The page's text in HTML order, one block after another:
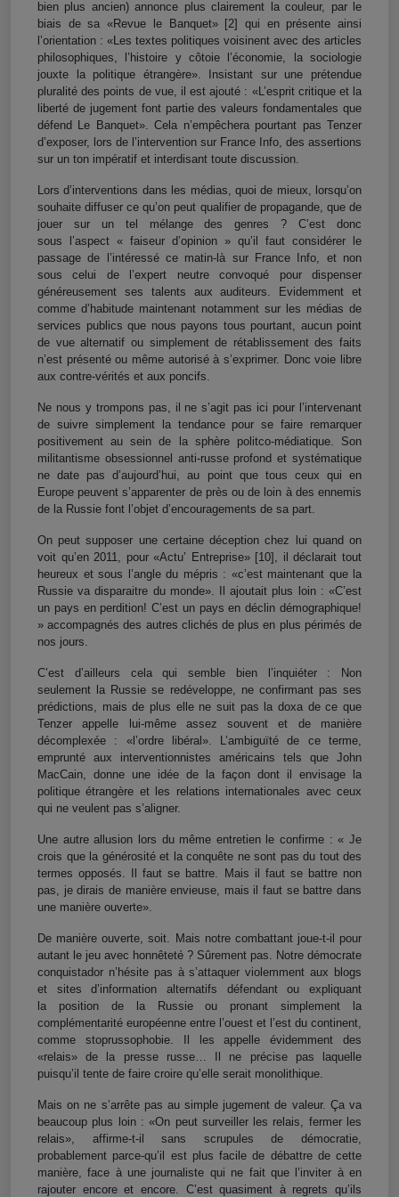
bien plus ancien) annonce plus clairement la couleur, par le
biais de sa «Revue le Banquet» [2]
qui en présente ainsi
l’orientation : «Les textes politiques voisinent avec des articles
philosophiques, l’histoire y côtoie l’économie, la sociologie
jouxte la politique étrangère». Insistant sur une prétendue
pluralité des points de vue, il est ajouté : «L’esprit critique et la
liberté de jugement font partie des valeurs fondamentales que
défend Le Banquet». Cela n’empêchera pourtant pas Tenzer
d’exposer, lors de l’intervention sur France Info, des assertions
sur un ton impératif et interdisant toute discussion.
Lors d’interventions dans les médias, quoi de mieux, lorsqu’on
souhaite diffuser ce qu’on peut qualifier de propagande, que de
jouer sur un tel mélange des genres ? C’est donc
sous
l’aspect « faiseur d’opinion » qu’il faut considérer le
passage de l’intéressé ce matin-là sur France Info, et non
sous celui de l’expert neutre convoqué pour dispenser
généreusement ses talents aux auditeurs.
Evidemment et
comme d’habitude maintenant notamment sur les médias de
services publics que nous payons tous pourtant, aucun point
de vue alternatif ou simplement de rétablissement des faits
n’est présenté ou même autorisé à s’exprimer. Donc voie libre
aux contre-vérités et aux poncifs.
Ne nous y trompons pas, il ne s’agit pas ici pour l’intervenant
de suivre simplement la tendance pour se faire remarquer
positivement au sein de la sphère politco-médiatique. Son
militantisme obsessionnel anti-russe profond et systématique
ne date pas d’aujourd’hui, au point que tous ceux qui en
Europe peuvent s’apparenter de près ou de loin à des ennemis
de la Russie font l’objet d’encouragements de sa part.
On peut supposer une certaine déception chez lui quand on
voit qu’en 2011, pour «Actu’ Entreprise» [10] , il déclarait tout
heureux et sous l’angle du mépris : «c’est maintenant que la
Russie va disparaitre du monde». Il ajoutait plus loin : «C’est
un pays en perdition! C’est un paysen déclin démographique!
» accompagnés des autres clichés de plus en plus périmés de
nos jours.
C’est d’ailleurs cela qui semble bien l’inquiéter : Non
seulement la Russie se redéveloppe, ne confirmant pas ses
prédictions, mais de plus elle ne suit pas la doxa de ce que
Tenzer appelle lui-même assez souvent et de manière
décomplexée : «l’ordre libéral». L’ambiguïté de ce terme,
emprunté aux interventionnistes américains tels que John
MacCain, donne une idée de la façon dont il envisage la
politique étrangère et les relations internationales avec ceux
qui ne veulent pas s’aligner.
Une autre allusion lors du même entretien le confirme : « Je
crois que la générosité et la conquête ne sont pas du tout des
termes opposés. Il faut se battre. Mais il faut se battre non
pas, je dirais de manière envieuse, mais il faut se battre dans
une manière ouverte».
De manière ouverte, soit. Mais notre combattant joue-t-il pour
autant le jeu avec honnêteté ? Sûrement pas. Notre démocrate
conquistador n’hésite pas à s’attaquer violemment aux blogs
et sites d’information alternatifs défendant ou expliquant
la position de la Russieou pronant simplement la
complémentarité européenne entre l’ouest et l’est du continent,
comme stoprussophobie. Il
les appel le évidemment des
«relais» de la presse russe…
Il ne précise pas laquelle
puisqu’il tente de faire croire qu’elle serait monolithique.
Mais on ne s’arrête pas au simple jugement de valeur. Ça va
beaucoup plus loin : «On peut surveiller les relais, fermer les
relais», affirme-t-il sans scrupulesdedémocratie,
probablement parce-qu’il est plus facile de débattre de cette
manière, face à une journaliste qui ne fait que l’inviter à en
rajouter encore et encore. C’est quasiment à regrets qu’ils